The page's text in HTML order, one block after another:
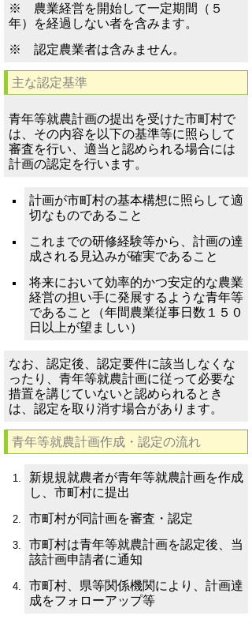
※ 農業経営を開始して一定期間（５
年）を経過しない者を含みます。
※ 認定農業者は含みません。
主な認定基準
青年等就農計画の提出を受けた市町村で
は、その内容を以下の基準等に照らして
審査を行い、適当と認められる場合には
計画の認定を行います。
計画が市町村の基本構想に照らして適
切なものであること
これまでの研修経験等から、計画の達
成される見込みが確実であること
将来において効率的かつ安定的な農業
経営の担い手に発展するような青年等
であること（年間農業従事日数１５０
日以上が望ましい）
なお、認定後、認定要件に該当しなくな
ったり、青年等就農計画に従って必要な
措置を講じていないと認められるとき
は、認定を取り消す場合があります。
青年等就農計画作成・認定の流れ
新規規就農者が青年等就農計画を作成
し、市町村に提出
市町村が同計画を審査・認定
市町村は青年等就農計画を認定後、当
該計画申請者に通知
市町村、県等関係機関により、計画達
成をフォローアップ等